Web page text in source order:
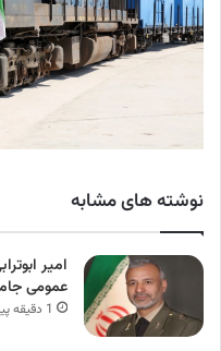
نوشته های مشابه
امیر
عمومی
1 دقیقه پیش